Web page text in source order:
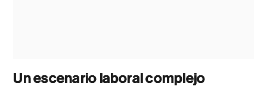
Un escenario laboral complejo